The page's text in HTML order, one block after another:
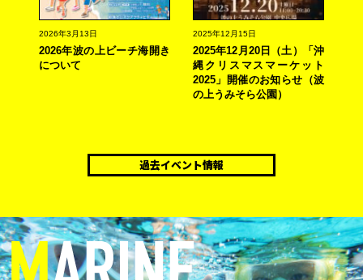
2026年3月13日
2026年波の上ビーチ海開き
について
2025年12月15日
2025年12月20日（土）「沖
縄クリスマスマーケット
2025」開催のお知らせ（波
の上うみそら公園）
過去イベント情報